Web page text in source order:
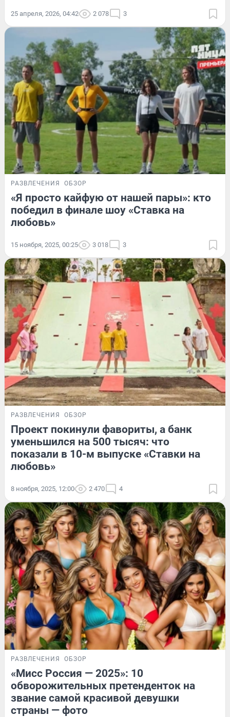
25 апреля, 2026, 04:42 2 078 3
РАЗВЛЕЧЕНИЯ ОБЗОР
«Я просто кайфую от нашей пары»: кто
победил в финале шоу «Ставка на
любовь»
15 ноября, 2025, 00:25 3 018 3
РАЗВЛЕЧЕНИЯ ОБЗОР
Проект покинули фавориты, а банк
уменьшился на 500 тысяч: что
показали в 10-м выпуске «Ставки на
любовь»
8 ноября, 2025, 12:00 2 470 4
РАЗВЛЕЧЕНИЯ ОБЗОР
«Мисс Россия — 2025»: 10
обворожительных претенденток на
звание самой красивой девушки
страны — фото